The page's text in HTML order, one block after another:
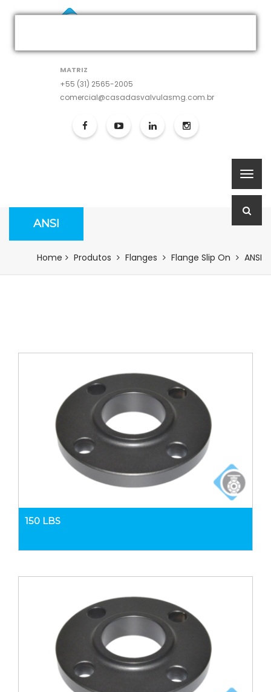
MATRIZ
+55 (31) 2565-2005
comercial@casadasvalvulasmg.com.br
ANSI
Home Produtos Flanges Flange Slip On ANSI
150 LBS